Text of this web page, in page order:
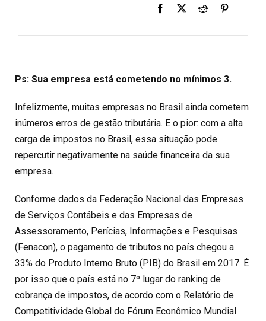
Ps: Sua empresa está cometendo no mínimos 3.
Infelizmente, muitas empresas no Brasil ainda cometem
inúmeros erros de gestão tributária. E o pior: com a alta
carga de impostos no Brasil, essa situação pode
repercutir negativamente na saúde financeira da sua
empresa.
Conforme dados da Federação Nacional das Empresas
de Serviços Contábeis e das Empresas de
Assessoramento, Perícias, Informações e Pesquisas
(Fenacon), o pagamento de tributos no país chegou a
33% do Produto Interno Bruto (PIB) do Brasil em 2017. É
por isso que o país está no 7º lugar do ranking de
cobrança de impostos, de acordo com o Relatório de
Competitividade Global do Fórum Econômico Mundial